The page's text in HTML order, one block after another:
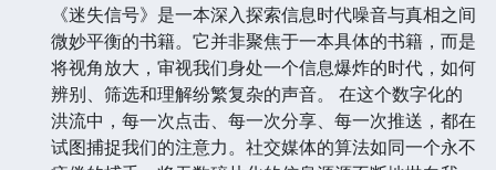
《迷失信号》是一本深入探索信息时代噪音与真相之间
微妙平衡的书籍。它并非聚焦于一本具体的书籍，而是
将视角放大，审视我们身处一个信息爆炸的时代，如何
辨别、筛选和理解纷繁复杂的声音。 在这个数字化的
洪流中，每一次点击、每一次分享、每一次推送，都在
试图捕捉我们的注意力。社交媒体的算法如同一个永不